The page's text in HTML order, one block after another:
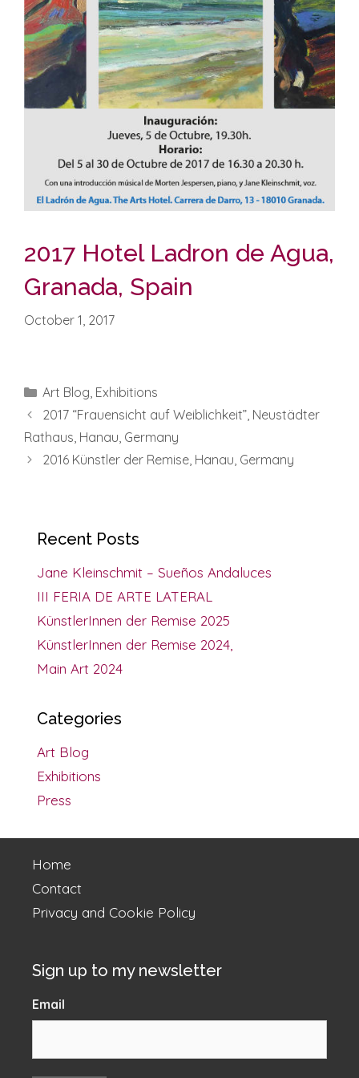
2017 Hotel Ladron de Agua,
Granada, Spain
October 1, 2017
Categories
Art Blog, Exhibitions
2017 “Frauensicht auf Weiblichkeit”, Neustädter
Rathaus, Hanau, Germany
2016 Künstler der Remise, Hanau, Germany
Recent Posts
Jane Kleinschmit – Sueños Andaluces
III FERIA DE ARTE LATERAL
KünstlerInnen der Remise 2025
KünstlerInnen der Remise 2024,
Main Art 2024
Categories
Art Blog
Exhibitions
Press
Home
Contact
Privacy and Cookie Policy
Sign up to my newsletter
Email